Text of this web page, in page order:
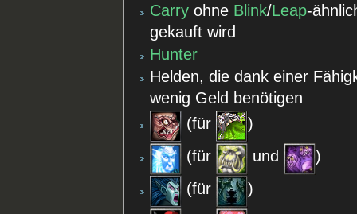
Carry ohne Blink/Leap-
gekauft wird
Hunter
Helden, die dank einer
wenig Geld benötigen
(für
)
(für
und
)
(für
)